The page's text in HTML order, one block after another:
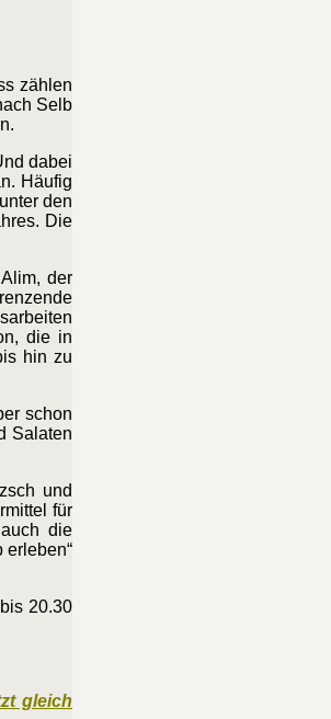
zählen
Selb
dabei
Häufig
den
Die
der
die in
hin zu
schon
Salaten
und
für
die
erleben“
20.30
gleich